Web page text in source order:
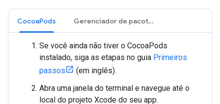
CocoaPods Gerenciador de pacotes do Swift
Se você ainda não tiver o CocoaPods
instalado, siga as etapas no guia Primeiros
passos
(em inglês).
Abra uma janela do terminal e navegue até o
local do projeto Xcode do seu app.